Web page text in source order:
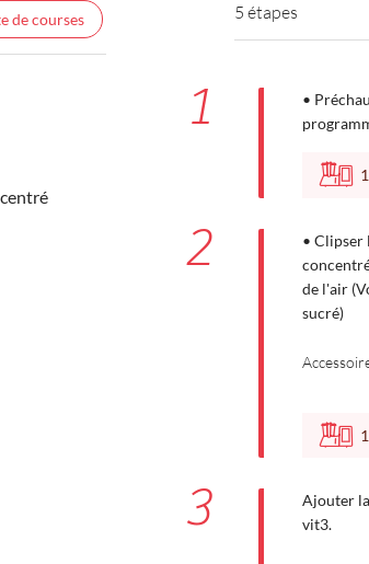
de courses 5 étapes
1
•
1
2
• Clipser
de l'air
sucré)
1
3
Ajouter
vit3.